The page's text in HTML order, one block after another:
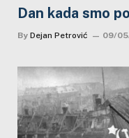
Dan kada smo
By Dejan Petrović 09/